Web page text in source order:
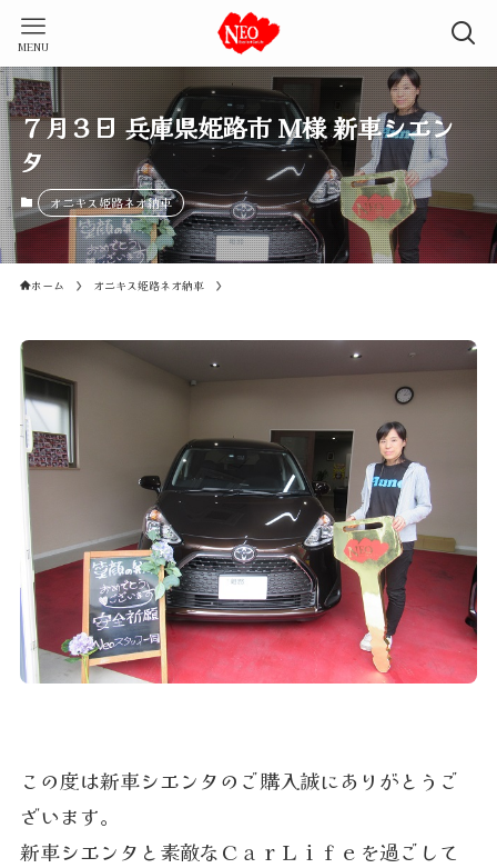
MENU
７月３日 兵庫県姫路市 M様 新車シエン
タ
オニキス姫路ネオ納車
ホーム オニキス姫路ネオ納車
この度は新車シエンタのご購入誠にありがとうご
ざいます。
新車シエンタと素敵なＣａｒＬｉｆｅを過ごして